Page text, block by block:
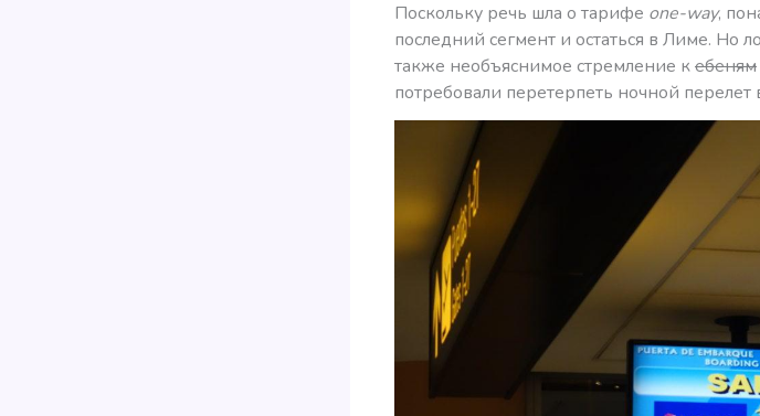
Поскольку речь шла о тарифе one-way,
последний сегмент и остаться в Лиме. Но
также необъяснимое стремление кебеням
потребовали перетерпеть ночной перелет